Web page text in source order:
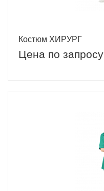
Костюм ХИРУРГ
Цена по запросу